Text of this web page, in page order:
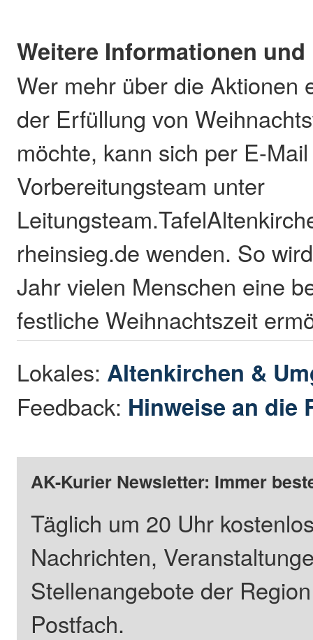
Weitere Informationen
Wer mehr über die Aktionen
der Erfüllung von
möchte, kann sich per E-
Vorbereitungsteam unter
rheinsieg.de wenden. So
Jahr vielen Menschen eine
festliche Weihnachtszeit
Lokales: Altenkirchen &
Feedback: Hinweise an die
AK-Kurier Newsletter: Immer
Täglich um 20 Uhr
Nachrichten,
Stellenangebote der
Postfach.